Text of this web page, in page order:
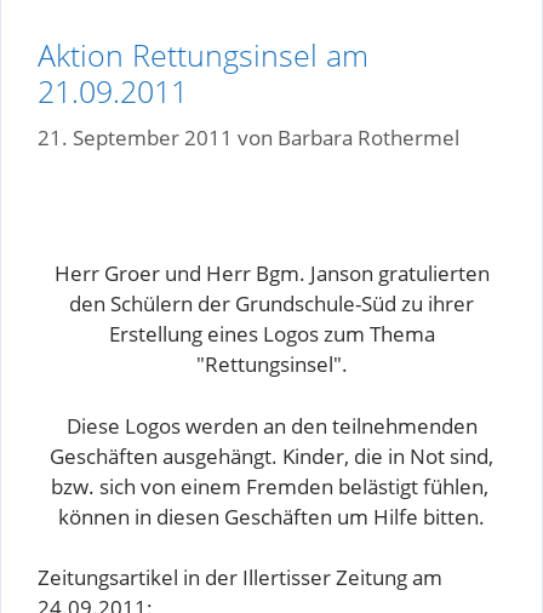
Aktion Rettungsinsel am
21.09.2011
21. September 2011 von Barbara Rothermel
Herr Groer und Herr Bgm. Janson gratulierten
den Schülern der Grundschule-Süd zu ihrer
Erstellung eines Logos zum Thema
"Rettungsinsel".
Diese Logos werden an den teilnehmenden
Geschäften ausgehängt. Kinder, die in Not sind,
bzw. sich von einem Fremden belästigt fühlen,
können in diesen Geschäften um Hilfe bitten.
Zeitungsartikel in der Illertisser Zeitung am